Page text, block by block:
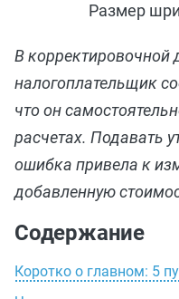
Размер
В
налогоплательщик
что он
расчетах. Подавать
ошибка привела к
добавленную
Содержание
Коротко о главном: 5